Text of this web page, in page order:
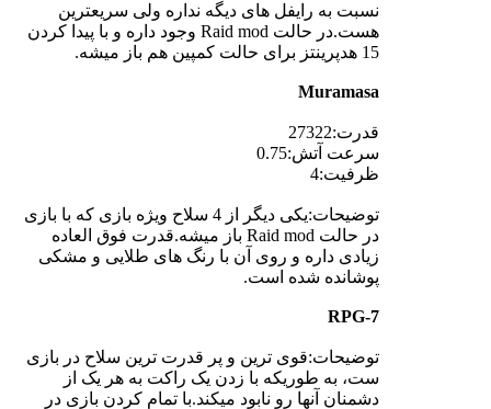
نسبت به رایفل های دیگه نداره ولی سریعترین
هست.در حالت Raid mod وجود داره و با پیدا کردن
15 هدپرینتز برای حالت کمپین هم باز میشه.
Muramasa
قدرت:27322
سرعت آتش:0.75
ظرفیت:4
توضیحات:یکی دیگر از 4 سلاح ویژه بازی که با بازی
در حالت Raid mod باز میشه.قدرت فوق العاده
زیادی داره و روی آن با رنگ های طلایی و مشکی
پوشانده شده است.
RPG-7
توضیحات:قوی ترین و پر قدرت ترین سلاح در بازی
ست، به طوریکه با زدن یک راکت به هر یک از
دشمنان آنها رو نابود میکند.با تمام کردن بازی در